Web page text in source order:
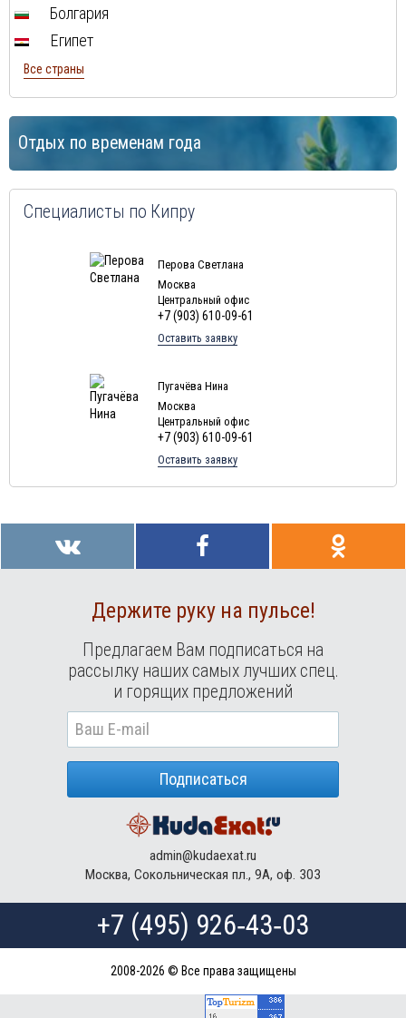
Болгария
Египет
Все страны
Отдых по временам года
Специалисты по Кипру
Перова Светлана
Москва
Центральный офис
+7 (903) 610-09-61
Оставить заявку
Пугачёва Нина
Москва
Центральный офис
+7 (903) 610-09-61
Оставить заявку
Держите руку на пульсе!
Предлагаем Вам подписаться на
рассылку наших самых лучших спец.
и горящих предложений
Подписаться
admin@kudaexat.ru
Москва, Сокольническая пл., 9А, оф. 303
+7 (495) 926‑43‑03
2008-2026 © Все права защищены